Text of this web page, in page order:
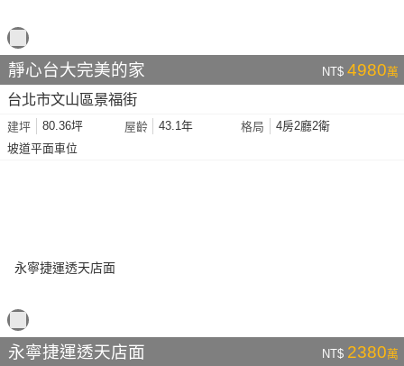
靜心台大完美的家 NT$ 4980萬
台北市文山區景福街
建坪 80.36坪 屋齡 43.1年 格局
4房2廳2衛
坡道平面車位
永寧捷運透天店面 NT$ 2380萬